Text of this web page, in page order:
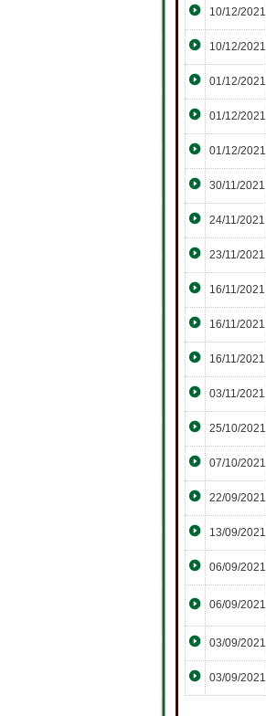
10/12/2021
10/12/2021
01/12/2021
01/12/2021
01/12/2021
30/11/2021
24/11/2021
23/11/2021
16/11/2021
16/11/2021
16/11/2021
03/11/2021
25/10/2021
07/10/2021
22/09/2021
13/09/2021
06/09/2021
06/09/2021
03/09/2021
03/09/2021